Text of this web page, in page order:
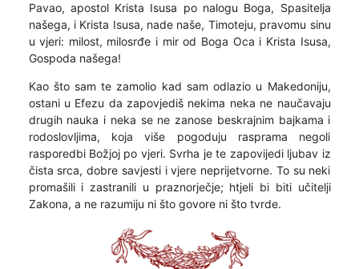
Pavao, apostol Krista Isusa po nalogu Boga, Spasitelja
našega, i Krista Isusa, nade naše, Timoteju, pravomu sinu
u vjeri: milost, milosrđe i mir od Boga Oca i Krista Isusa,
Gospoda našega!
Kao što sam te zamolio kad sam odlazio u Makedoniju,
ostani u Efezu da zapovjediš nekima neka ne naučavaju
drugih nauka i neka se ne zanose beskrajnim bajkama i
rodoslovljima, koja više pogoduju rasprama negoli
rasporedbi Božjoj po vjeri. Svrha je te zapovijedi ljubav iz
čista srca, dobre savjesti i vjere neprijetvorne. To su neki
promašili i zastranili u praznorječje; htjeli bi biti učitelji
Zakona, a ne razumiju ni što govore ni što tvrde.